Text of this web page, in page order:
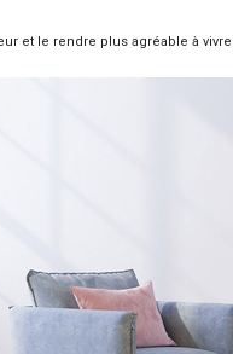
et le rendre plus agréable à vivre